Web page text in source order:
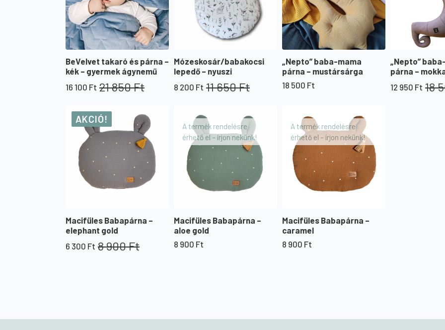
BeVelvet takaró és párna –
kék – gyermek ágynemű
21 850Ft
Original
was:
850 Ft.
16 100 Ft
Current
is:
100 Ft.
Mózeskosár/babakocsi
lepedő – nyuszi
11 650Ft
Original
650 Ft.
8 200 Ft
Current
200 Ft.
„Nepto” baba-mama
párna – mustársárga
18 500 Ft
„Nepto”
párna –
18
Original
12 950 Ft
Current
AKCIÓ!
Macifüles Babapárna –
elephant gold
8 900Ft
Original
6 300 Ft
Current
A termék rendelésre
érhető el – írjon nekünk!
Macifüles Babapárna –
aloe gold
8 900 Ft
A termék rendelésre
érhető el – írjon nekünk!
Macifüles Babapárna –
caramel
8 900 Ft